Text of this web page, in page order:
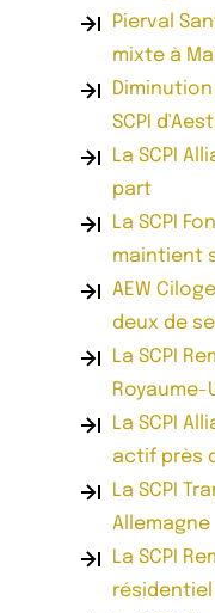
Pierval
mixte à
SCPI
La SCPI
part
La SCPI
maintient
AEW
deux de
La SCPI
Royaume-
La SCPI
actif près
La SCPI
Allemagne
La SCPI
résidentiel